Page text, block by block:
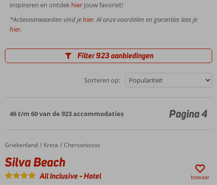
inspireren en ontdek hier jouw favoriet!
*Actievoorwaarden vind jehier. Al onze voordelen en garanties lees je
hier.
Filter 923 aanbiedingen
Sorteren op:
46 t/m 60 van de 923 accommodaties Pagina 4
Home
Griekenland Kreta Chersonissos
Silva Beach
Silva Beach
All Inclusive-Hotel bewaar